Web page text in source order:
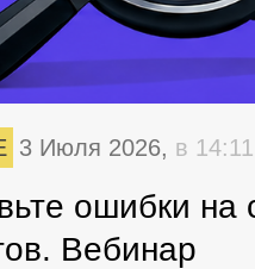
3 Июля 2026, в 14:11
ошибки на
Вебинар